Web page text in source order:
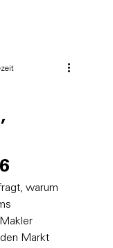
warum
Markt